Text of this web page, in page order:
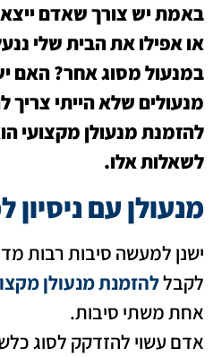
באמת יש צורך שאדם ייצא
או אפילו את הבית שלי
במנעול מסוג אחר? האם
מנעולים שלא הייתי צריך
להזמנת מנעולן מקצועי
לשאלות אלו.
מנעולן עם
ישנן למעשה סיבות רבות
לקבללהזמנת מנעולן
אחת משתי סיבות.
אדם עשוי להזדקק לסוג